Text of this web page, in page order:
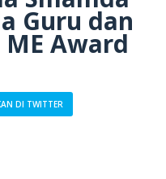
Guru dan
Award
DI TWITTER